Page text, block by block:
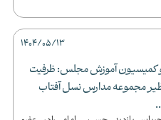
آموزش مجلس: ظرفیت
مجموعه مدارس نسل آفتاب
1404/05/13